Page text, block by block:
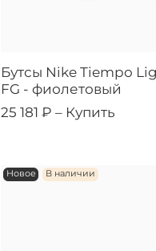
Бутсы Nike Tiempo
FG - фиолетовый
25 181 ₽ – Купить
Новое В наличии